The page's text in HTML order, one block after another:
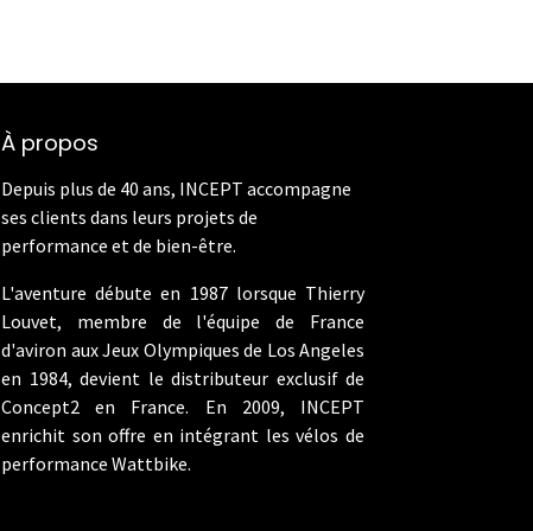
À propos
Depuis plus de 40 ans, INCEPT accompagne
ses clients dans leurs projets de
performance et de bien-être.
L'aventure débute en 1987 lorsque Thierry
Louvet, membre de l'équipe de France
d'aviron aux Jeux Olympiques de Los Angeles
en 1984, devient le distributeur exclusif de
Concept2 en France. En 2009, INCEPT
enrichit son offre en intégrant les vélos de
performance Wattbike.